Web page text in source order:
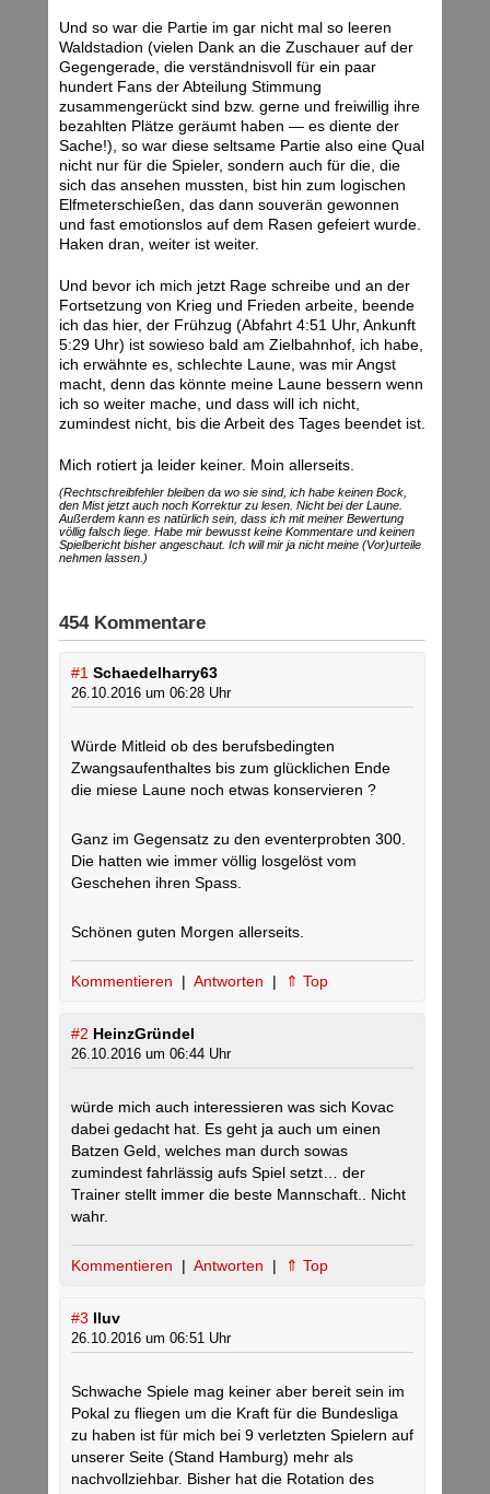
Und so war die Partie im gar nicht mal so leeren
Waldstadion (vielen Dank an die Zuschauer auf der
Gegengerade, die verständnisvoll für ein paar
hundert Fans der Abteilung Stimmung
zusammengerückt sind bzw. gerne und freiwillig ihre
bezahlten Plätze geräumt haben — es diente der
Sache!), so war diese seltsame Partie also eine Qual
nicht nur für die Spieler, sondern auch für die, die
sich das ansehen mussten, bist hin zum logischen
Elfmeterschießen, das dann souverän gewonnen
und fast emotionslos auf dem Rasen gefeiert wurde.
Haken dran, weiter ist weiter.
Und bevor ich mich jetzt Rage schreibe und an der
Fortsetzung von Krieg und Frieden arbeite, beende
ich das hier, der Frühzug (Abfahrt 4:51 Uhr, Ankunft
5:29 Uhr) ist sowieso bald am Zielbahnhof, ich habe,
ich erwähnte es, schlechte Laune, was mir Angst
macht, denn das könnte meine Laune bessern wenn
ich so weiter mache, und dass will ich nicht,
zumindest nicht, bis die Arbeit des Tages beendet ist.
Mich rotiert ja leider keiner. Moin allerseits.
(Rechtschreibfehler bleiben da wo sie sind, ich habe keinen Bock,
den Mist jetzt auch noch Korrektur zu lesen. Nicht bei der Laune.
Außerdem kann es natürlich sein, dass ich mit meiner Bewertung
völlig falsch liege. Habe mir bewusst keine Kommentare und keinen
Spielbericht bisher angeschaut. Ich will mir ja nicht meine (Vor)urteile
nehmen lassen.)
454 Kommentare
#1 Schaedelharry63
26.10.2016 um 06:28 Uhr
Würde Mitleid ob des berufsbedingten
Zwangsaufenthaltes bis zum glücklichen Ende
die miese Laune noch etwas konservieren ?
Ganz im Gegensatz zu den eventerprobten 300.
Die hatten wie immer völlig losgelöst vom
Geschehen ihren Spass.
Schönen guten Morgen allerseits.
Kommentieren | Antworten | ⇑ Top
#2 HeinzGründel
26.10.2016 um 06:44 Uhr
würde mich auch interessieren was sich Kovac
dabei gedacht hat. Es geht ja auch um einen
Batzen Geld, welches man durch sowas
zumindest fahrlässig aufs Spiel setzt… der
Trainer stellt immer die beste Mannschaft.. Nicht
wahr.
Kommentieren | Antworten | ⇑ Top
#3 Iluv
26.10.2016 um 06:51 Uhr
Schwache Spiele mag keiner aber bereit sein im
Pokal zu fliegen um die Kraft für die Bundesliga
zu haben ist für mich bei 9 verletzten Spielern auf
unserer Seite (Stand Hamburg) mehr als
nachvollziehbar. Bisher hat die Rotation des